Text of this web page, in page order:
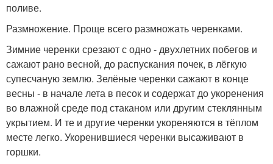
поливе.
Размножение. Проще всего размножать черенками.
Зимние черенки срезают с одно - двухлетних побегов и
сажают рано весной, до распускания почек, в лёгкую
супесчаную землю. Зелёные черенки сажают в конце
весны - в начале лета в песок и содержат до укоренения
во влажной среде под стаканом или другим стеклянным
укрытием. И те и другие черенки укореняются в тёплом
месте легко. Укоренившиеся черенки высаживают в
горшки.